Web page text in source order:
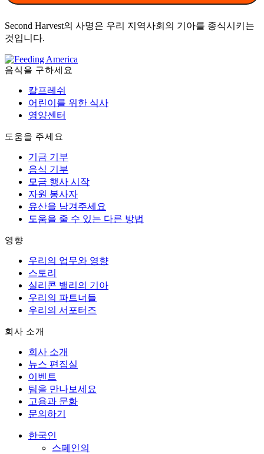
Second Harvest의 사명은 우리 지역사회의 기아를 종식시키는
것입니다.
음식을 구하세요
칼프레쉬
어린이를 위한 식사
영양센터
도움을 주세요
기금 기부
음식 기부
모금 행사 시작
자원 봉사자
유산을 남겨주세요
도움을 줄 수 있는 다른 방법
영향
우리의 업무와 영향
스토리
실리콘 밸리의 기아
우리의 파트너들
우리의 서포터즈
회사 소개
회사 소개
뉴스 편집실
이벤트
팀을 만나보세요
고용과 문화
문의하기
한국인
스페인의